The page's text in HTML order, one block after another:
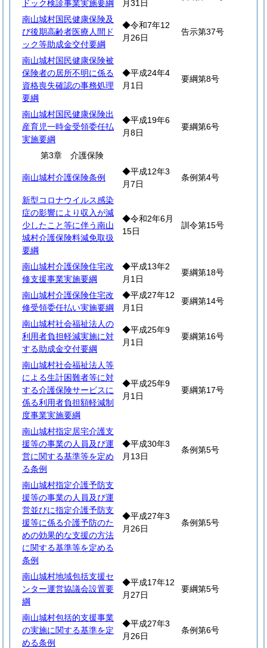
ドック検診事業実施要綱 月31日
南山城村国民健康保険及
び後期高齢者医療人間ド
ック等助成金交付要綱
◆令和7年12
月26日
告示第37号
南山城村国民健康保険被
保険者の居所不明に係る
資格喪失確認の事務処理
要綱
◆平成24年4
月1日
要綱第8号
南山城村国民健康保険出
産育児一時金受領委任払
実施要綱
◆平成19年6
月8日
要綱第6号
第3章 介護保険
南山城村介護保険条例
◆平成12年3
月7日
条例第4号
新型コロナウイルス感染
症の影響により収入が減
少したこと等に伴う南山
城村介護保険料減免取扱
要綱
◆令和2年6月
15日
訓令第15号
南山城村介護保険住宅改
修支援事業実施要綱
◆平成13年2
月1日
要綱第18号
南山城村介護保険住宅改
修受領委任払い実施要綱
◆平成27年12
月1日
要綱第14号
南山城村社会福祉法人の
利用者負担軽減実施に対
する助成金交付要綱
◆平成25年9
月1日
要綱第16号
南山城村社会福祉法人等
による生計困難者等に対
する介護保険サービスに
係る利用者負担額軽減制
度事業実施要綱
◆平成25年9
月1日
要綱第17号
南山城村指定居宅介護支
援等の事業の人員及び運
営に関する基準等を定め
る条例
◆平成30年3
月13日
条例第5号
南山城村指定介護予防支
援等の事業の人員及び運
営並びに指定介護予防支
援等に係る介護予防のた
めの効果的な支援の方法
に関する基準等を定める
条例
◆平成27年3
月26日
条例第5号
南山城村地域包括支援セ
ンター運営協議会設置要
綱
◆平成17年12
月27日
要綱第5号
南山城村包括的支援事業
の実施に関する基準を定
める条例
◆平成27年3
月26日
条例第6号